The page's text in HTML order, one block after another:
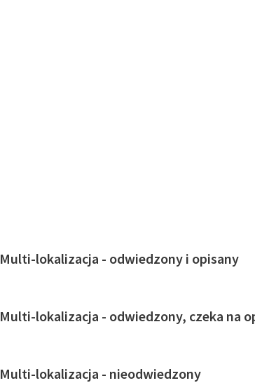
Multi-lokalizacja - odwiedzony i opisany
Multi-lokalizacja - odwiedzony, czeka na
Multi-lokalizacja - nieodwiedzony